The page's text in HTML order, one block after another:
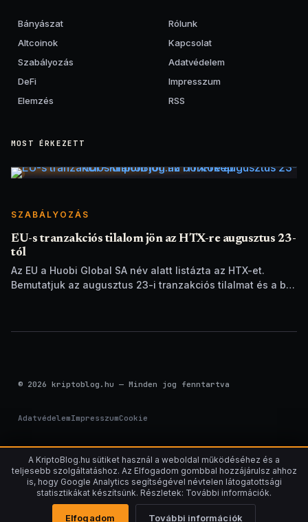
Bányászat
Altcoinok
Szabályozás
DeFi
Elemzés
Rólunk
Kapcsolat
Adatvédelem
Impresszum
RSS
MOST ÉRKEZETT
SZABÁLYOZÁS
EU-s tranzakciós tilalom jön az HTX-re augusztus 23-
tól
Az EU a Huobi Global SA név alatt listázta az HTX-et.
Bemutatjuk az augusztus 23-i tranzakciós tilalmat és a brit
© 2026 kriptoblog.hu — Minden jog fenntartva
AdatvédelemImpresszumCookie
A KriptoBlog.hu sütiket használ a weboldal működéséhez és a
teljesebb szolgáltatáshoz. Az Elfogadom gombbal hozzájárulsz ahhoz
is, hogy Google Analytics segítségével névtelen látogatottsági
statisztikákat készítsünk. Részletek: További információk.
Elfogadom További információk